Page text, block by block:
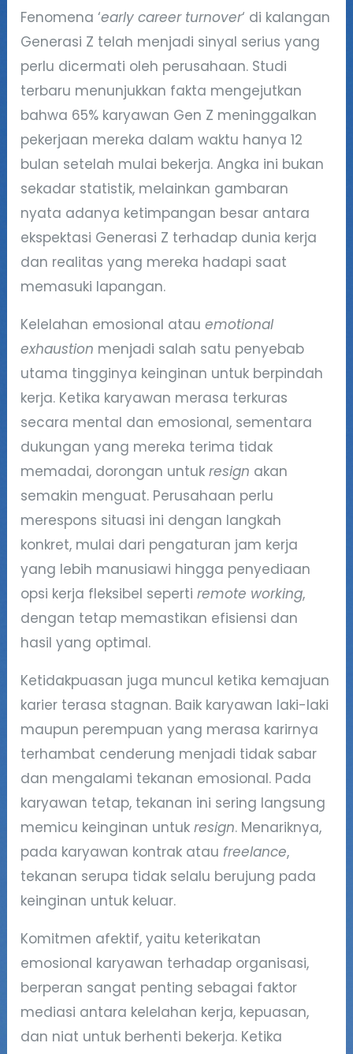
Fenomena ‘early career turnover‘ di kalangan
Generasi Z telah menjadi sinyal serius yang
perlu dicermati oleh perusahaan. Studi
terbaru menunjukkan fakta mengejutkan
bahwa 65% karyawan Gen Z meninggalkan
pekerjaan mereka dalam waktu hanya 12
bulan setelah mulai bekerja. Angka ini bukan
sekadar statistik, melainkan gambaran
nyata adanya ketimpangan besar antara
ekspektasi Generasi Z terhadap dunia kerja
dan realitas yang mereka hadapi saat
memasuki lapangan.
Kelelahan emosional atauemotional
exhaustion menjadi salah satu penyebab
utama tingginya keinginan untuk berpindah
kerja. Ketika karyawan merasa terkuras
secara mental dan emosional, sementara
dukungan yang mereka terima tidak
memadai, dorongan untukresign akan
semakin menguat. Perusahaan perlu
merespons situasi ini dengan langkah
konkret, mulai dari pengaturan jam kerja
yang lebih manusiawi hingga penyediaan
opsi kerja fleksibel sepertiremote working,
dengan tetap memastikan efisiensi dan
hasil yang optimal.
Ketidakpuasan juga muncul ketika kemajuan
karier terasa stagnan. Baik karyawan laki-laki
maupun perempuan yang merasa karirnya
terhambat cenderung menjadi tidak sabar
dan mengalami tekanan emosional. Pada
karyawan tetap, tekanan ini sering langsung
memicu keinginan untukresign. Menariknya,
pada karyawan kontrak ataufreelance,
tekanan serupa tidak selalu berujung pada
keinginan untuk keluar.
Komitmen afektif, yaitu keterikatan
emosional karyawan terhadap organisasi,
berperan sangat penting sebagai faktor
mediasi antara kelelahan kerja, kepuasan,
dan niat untuk berhenti bekerja. Ketika